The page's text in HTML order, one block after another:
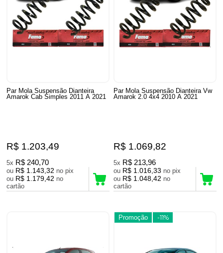
Par Mola Suspensão Dianteira
Amarok Cab Simples 2011 A 2021
R$ 1.203,49
5x R$ 240,70
ou R$ 1.143,32
no pix
ou R$ 1.179,42 no
cartão
Par Mola Suspensão Dianteira Vw
Amarok 2.0 4x4 2010 A 2021
R$ 1.069,82
5x R$ 213,96
ou R$ 1.016,33
no pix
ou R$ 1.048,42 no
cartão
Promoção -11%